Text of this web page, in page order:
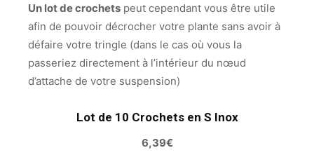
Un lot de crochets peut cependant vous être utile
afin de pouvoir décrocher votre plante sans avoir à
défaire votre tringle (dans le cas où vous la
passeriez directement à l’intérieur du nœud
d’attache de votre suspension)
Lot de 10 Crochets en S Inox
6,39€